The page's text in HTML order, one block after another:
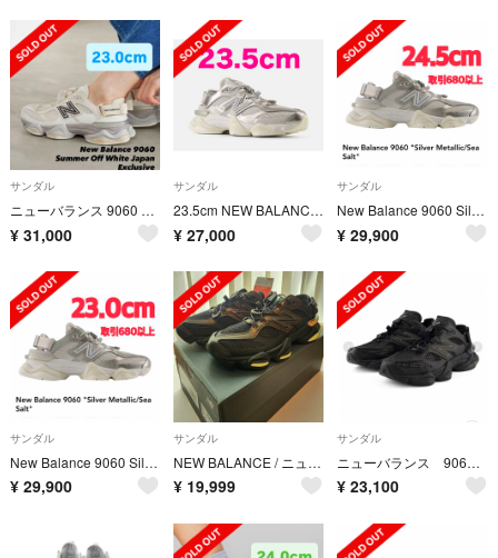
サンダル
ニューバランス 9060 サマー オフホワイト 23cm
¥ 31,000
サンダル
23.5cm NEW BALANCE U9060Sv1 9060 サンダル
¥ 27,000
サンダル
New Balance 9060 Silver Metallic 24.5cm
¥ 29,900
サンダル
New Balance 9060 Silver Metallic 23.0cm
¥ 29,900
サンダル
NEW BALANCE / ニューバランス 9060 Summer 24cm
¥ 19,999
サンダル
ニューバランス 9060 summer
¥ 23,100